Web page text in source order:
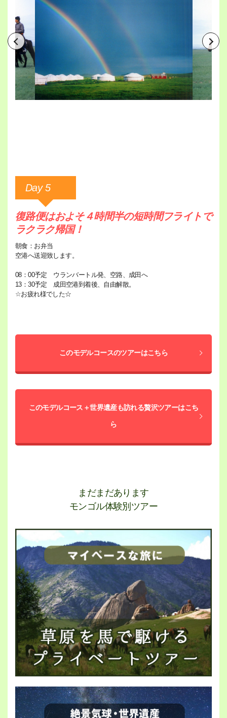
Day 5
復路便はおよそ４時間半の短時間フライトで
ラクラク帰国！
朝食：お弁当
空港へ送迎致します。
08：00予定 ウランバートル発、空路、成田へ
13：30予定 成田空港到着後、自由解散。
☆お疲れ様でした☆
このモデルコースのツアーはこちら
このモデルコース＋世界遺産も訪れる贅沢ツアーはこち
ら
まだまだあります
モンゴル体験別ツアー